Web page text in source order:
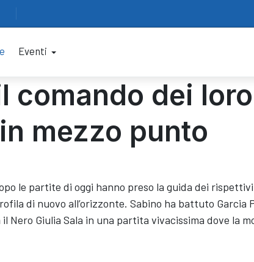
Eventi
comando dei
mezzo punto
le partite di oggi hanno preso la guida dei
di nuovo all’orizzonte. Sabino ha battuto Garcia
Giulia Sala in una partita vivacissima dove la